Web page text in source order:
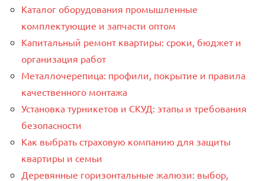
Каталог оборудования промышленные
комплектующие и запчасти оптом
Капитальный ремонт квартиры: сроки, бюджет и
организация работ
Металлочерепица: профили, покрытие и правила
качественного монтажа
Установка турникетов и СКУД: этапы и требования
безопасности
Как выбрать страховую компанию для защиты
квартиры и семьи
Деревянные горизонтальные жалюзи: выбор,